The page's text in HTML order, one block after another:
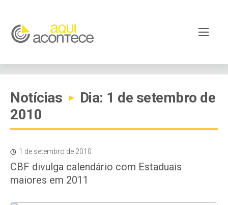
Notícias ▸
Dia: 1 de setembro de
2010
1 de setembro de 2010
CBF divulga calendário com Estaduais
maiores em 2011